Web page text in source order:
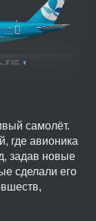
самолёт.
где авионика
задав новые
сделали его